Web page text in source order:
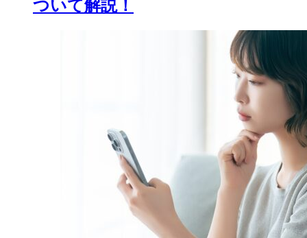
ついて解説！